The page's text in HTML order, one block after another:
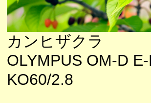
カンヒザクラ
OLYMPUS OM-D
KO60/2.8